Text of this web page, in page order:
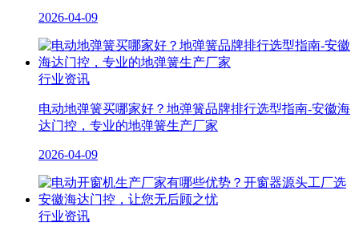
2026-04-09
行业资讯
电动地弹簧买哪家好？地弹簧品牌排行选型指南-安徽海
达门控，专业的地弹簧生产厂家
2026-04-09
行业资讯